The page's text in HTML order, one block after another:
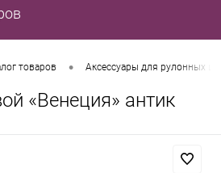
товаров • Аксессуары для рулонных
«Венеция» антик